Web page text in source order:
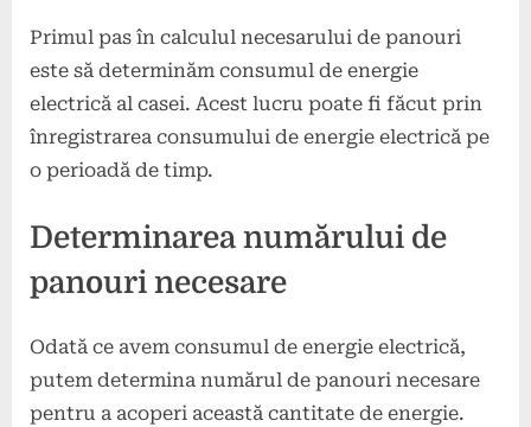
Primul pas în calculul necesarului de panouri
este să determinăm consumul de energie
electrică al casei. Acest lucru poate fi făcut prin
înregistrarea consumului de energie electrică pe
o perioadă de timp.
Determinarea numărului de
panouri necesare
Odată ce avem consumul de energie electrică,
putem determina numărul de panouri necesare
pentru a acoperi această cantitate de energie.